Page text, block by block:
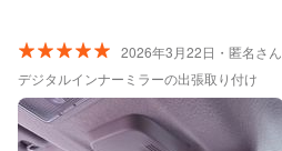
2026年3月22日・匿名さん
デジタルインナーミラーの出張取り付け